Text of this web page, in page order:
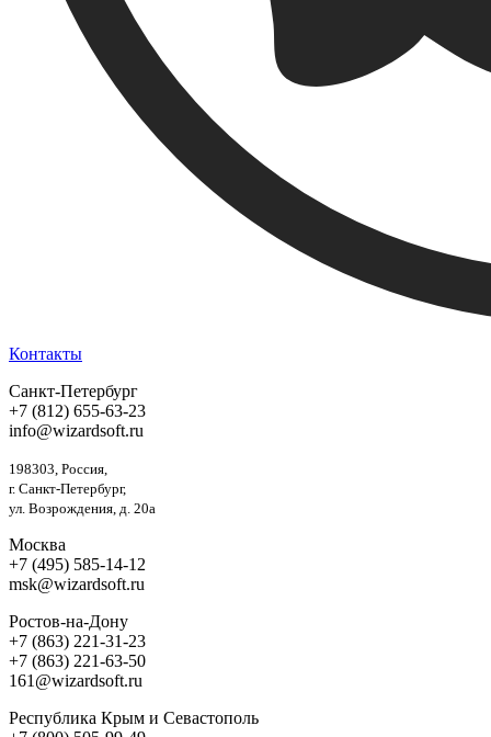
Контакты
Санкт-Петербург
+7 (812) 655-63-23
info@wizardsoft.ru
198303, Россия,
г. Санкт-Петербург,
ул. Возрождения, д. 20а
Москва
+7 (495) 585-14-12
msk@wizardsoft.ru
Ростов-на-Дону
+7 (863) 221-31-23
+7 (863) 221-63-50
161@wizardsoft.ru
Республика Крым и Севастополь